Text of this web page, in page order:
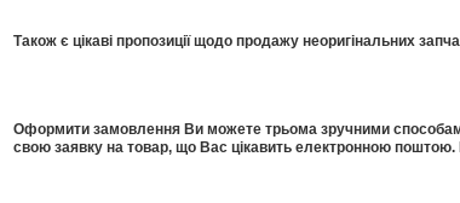
Також є цікаві пропозиції щодо продажу неоригінальних
Оформити замовлення Ви можете трьома зручними
свою заявку на товар, що Вас цікавить електронною